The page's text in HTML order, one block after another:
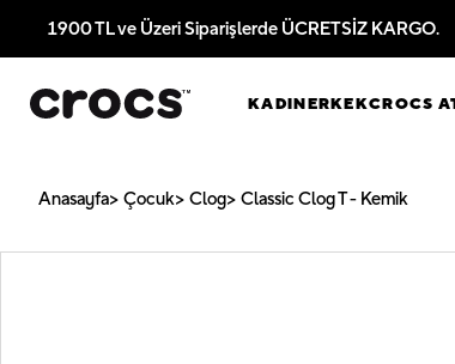
1900 TL ve Üzeri Siparişlerde ÜCRETSİZ KARGO.
KADINERKEKCROCS
Anasayfa Çocuk Clog Classic Clog T - Kemik